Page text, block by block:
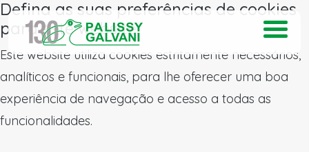
Defina as suas preferências de cookies
para este website.
Este website utiliza cookies estritamente necessários,
analíticos e funcionais, para lhe oferecer uma boa
experiência de navegação e acesso a todas as
funcionalidades.